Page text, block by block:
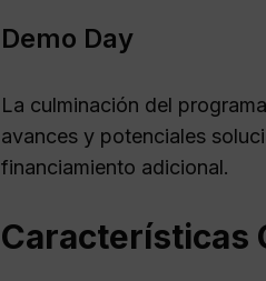
Demo Day
La culminación del
avances y potenciales
financiamiento adicional.
Características